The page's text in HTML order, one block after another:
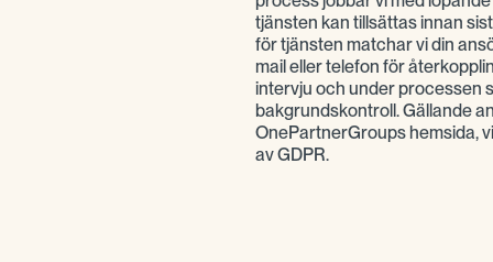
tjänsten kan tillsättas innan
för tjänsten matchar vi din
mail eller telefon för
intervju och under processen
bakgrundskontroll. Gällande
OnePartnerGroups hemsida,
av GDPR.